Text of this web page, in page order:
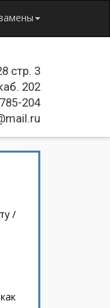
стр. 3
202
204
/